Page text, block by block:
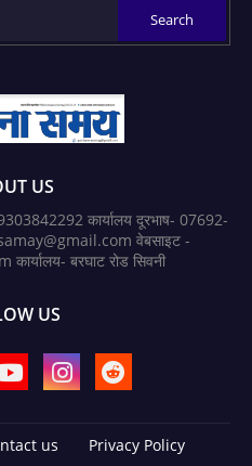
US
कार्यालय दूरभाष- 07692-
वेबसाइट -
बरघाट रोड सिवनी
US
us
Privacy Policy